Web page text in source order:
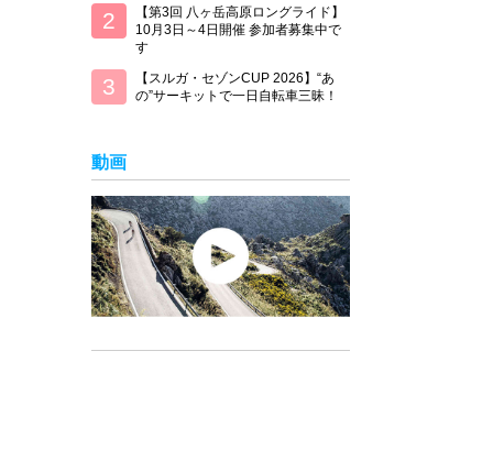
【第3回 八ヶ岳高原ロングライド】
10月3日～4日開催 参加者募集中で
す
【スルガ・セゾンCUP 2026】“あ
の”サーキットで一日自転車三昧！
動画